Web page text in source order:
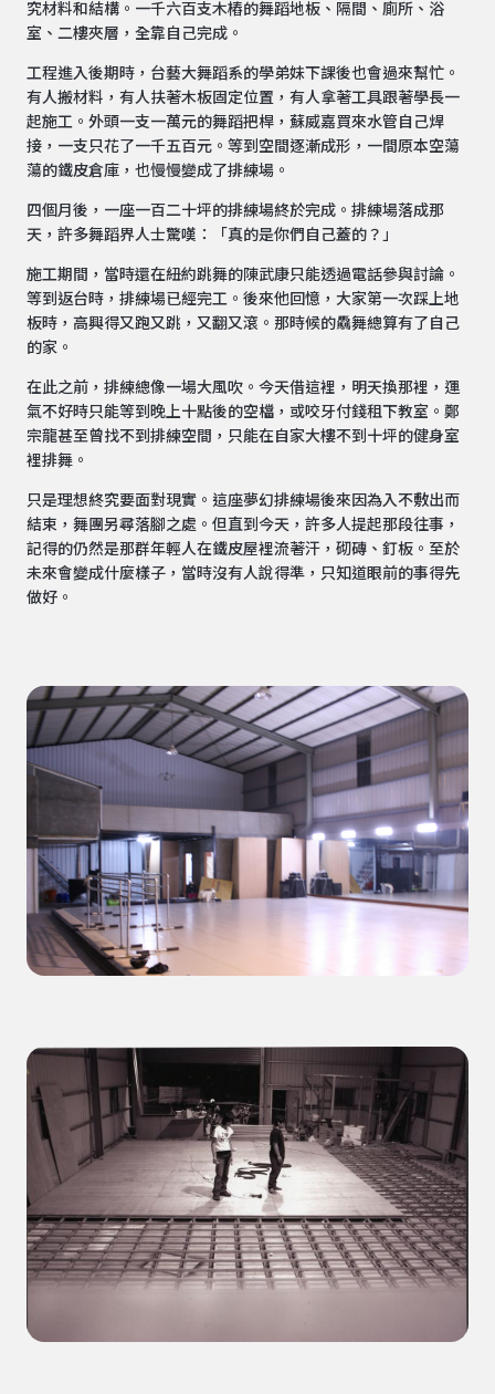
究材料和結構。一千六百支木樁的舞蹈地板、隔間、廁所、浴
室、二樓夾層，全靠自己完成。
工程進入後期時，台藝大舞蹈系的學弟妹下課後也會過來幫忙。
有人搬材料，有人扶著木板固定位置，有人拿著工具跟著學長一
起施工。外頭一支一萬元的舞蹈把桿，蘇威嘉買來水管自己焊
接，一支只花了一千五百元。等到空間逐漸成形，一間原本空蕩
蕩的鐵皮倉庫，也慢慢變成了排練場。
四個月後，一座一百二十坪的排練場終於完成。排練場落成那
天，許多舞蹈界人士驚嘆：「真的是你們自己蓋的？」
施工期間，當時還在紐約跳舞的陳武康只能透過電話參與討論。
等到返台時，排練場已經完工。後來他回憶，大家第一次踩上地
板時，高興得又跑又跳，又翻又滾。那時候的驫舞總算有了自己
的家。
在此之前，排練總像一場大風吹。今天借這裡，明天換那裡，運
氣不好時只能等到晚上十點後的空檔，或咬牙付錢租下教室。鄭
宗龍甚至曾找不到排練空間，只能在自家大樓不到十坪的健身室
裡排舞。
只是理想終究要面對現實。這座夢幻排練場後來因為入不敷出而
結束，舞團另尋落腳之處。但直到今天，許多人提起那段往事，
記得的仍然是那群年輕人在鐵皮屋裡流著汗，砌磚、釘板。至於
未來會變成什麼樣子，當時沒有人說得準，只知道眼前的事得先
做好。